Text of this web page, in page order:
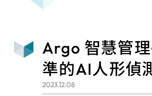
Argo 智慧管
準的AI人形偵
2023.12.08